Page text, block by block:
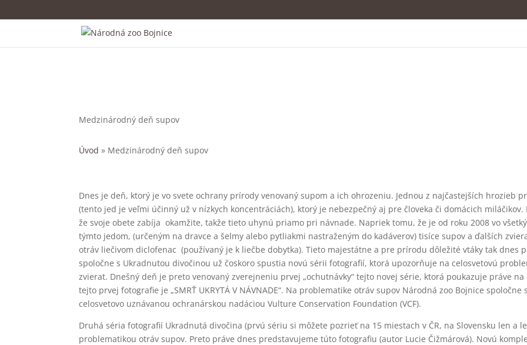
Medzinárodný deň supov
Úvod » Medzinárodný deň supov
Dnes je deň, ktorý je vo svete ochrany prírody venovaný supom a ich ohrozeniu. Jednou z najčastejších hrozieb
(tento jed je veľmi účinný už v nízkych koncentráciách), ktorý je nebezpečný aj pre človeka či domácich
že svoje obete zabíja okamžite, takže tieto uhynú priamo pri návnade. Napriek tomu, že je od roku 2008 vo
týmto jedom, (určeným na dravce a šelmy alebo pytliakmi nastraženým do kadáverov) tisíce supov a ďalších
otráv liečivom diclofenac (používaný je k liečbe dobytka). Tieto majestátne a pre prírodu dôležité vtáky tak dnes
spoločne s Ukradnutou divočinou už čoskoro spustia novú sérii fotografií, ktorá upozorňuje na celosvetovú
zvierat. Dnešný deň je preto venovaný zverejneniu prvej „ochutnávky“ tejto novej série, ktorá poukazuje práve
tejto prvej fotografie je „SMRŤ UKRYTÁ V NÁVNADE“. Na problematike otráv supov Národná zoo Bojnice
celosvetovo uznávanou ochranárskou nadáciou Vulture Conservation Foundation (VCF).
Druhá séria fotografií Ukradnutá divočina (prvú sériu si môžete pozrieť na 15 miestach v ČR, na Slovensku len a
problematikou otráv supov. Preto práve dnes predstavujeme túto fotografiu (autor Lucie Čižmárová). Novú